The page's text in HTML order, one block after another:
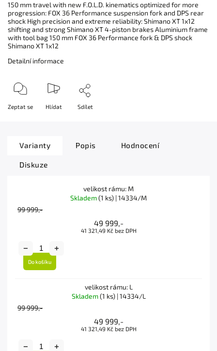
150 mm travel with new F.O.L.D. kinematics optimized for more
progression: FOX 36 Performance suspension fork and DPS rear
shock High precision and extreme reliability: Shimano XT 1x12
shifting and strong Shimano XT 4-piston brakes Aluminium frame
with tool bag 150 mm FOX 36 Performance fork & DPS shock
Shimano XT 1x12
Detailní informace
Zeptat se Hlídat Sdílet
Varianty Popis Hodnocení
Diskuze
velikost rámu: M
Skladem(1 ks) | 14334/M
99 999,-
49 999,-
41 321,49 Kč bez DPH
Do košíku
velikost rámu: L
Skladem(1 ks)| 14334/L
99 999,-
49 999,-
41 321,49 Kč bez DPH